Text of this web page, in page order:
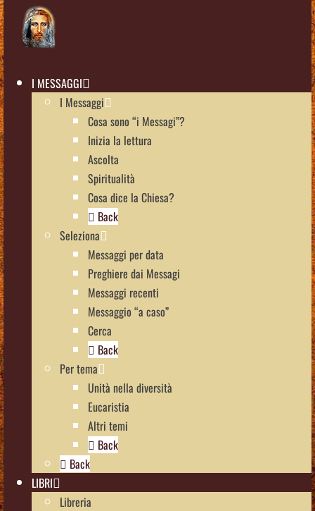
I MESSAGGI
I Messaggi
Cosa sono “i Messagi”?
Inizia la lettura
Ascolta
Spiritualità
Cosa dice la Chiesa?
Back
Seleziona
Messaggi per data
Preghiere dai Messagi
Messaggi recenti
Messaggio “a caso”
Cerca
Back
Per tema
Unità nella diversità
Eucaristia
Altri temi
Back
Back
LIBRI
Libreria